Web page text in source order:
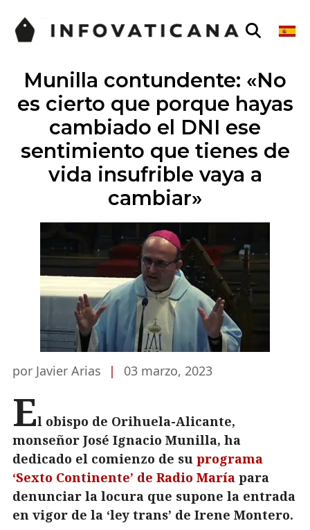
Munilla contundente: «No
es cierto que porque hayas
cambiado el DNI ese
sentimiento que tienes de
vida insufrible vaya a
cambiar»
por Javier Arias | 03 marzo, 2023
El obispo de Orihuela-Alicante,
monseñor José Ignacio Munilla, ha
dedicado el comienzo de su programa
‘Sexto Continente’ de Radio María para
denunciar la locura que supone la entrada
en vigor de la ‘ley trans’ de Irene Montero.